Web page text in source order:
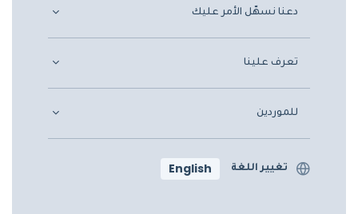
دعنا نسهّل الأمر عليك
تعرف علينا
للموردين
تغيير اللغة English